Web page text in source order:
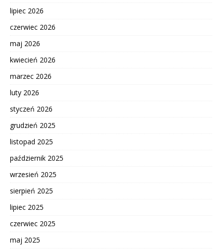
lipiec 2026
czerwiec 2026
maj 2026
kwiecień 2026
marzec 2026
luty 2026
styczeń 2026
grudzień 2025
listopad 2025
październik 2025
wrzesień 2025
sierpień 2025
lipiec 2025
czerwiec 2025
maj 2025